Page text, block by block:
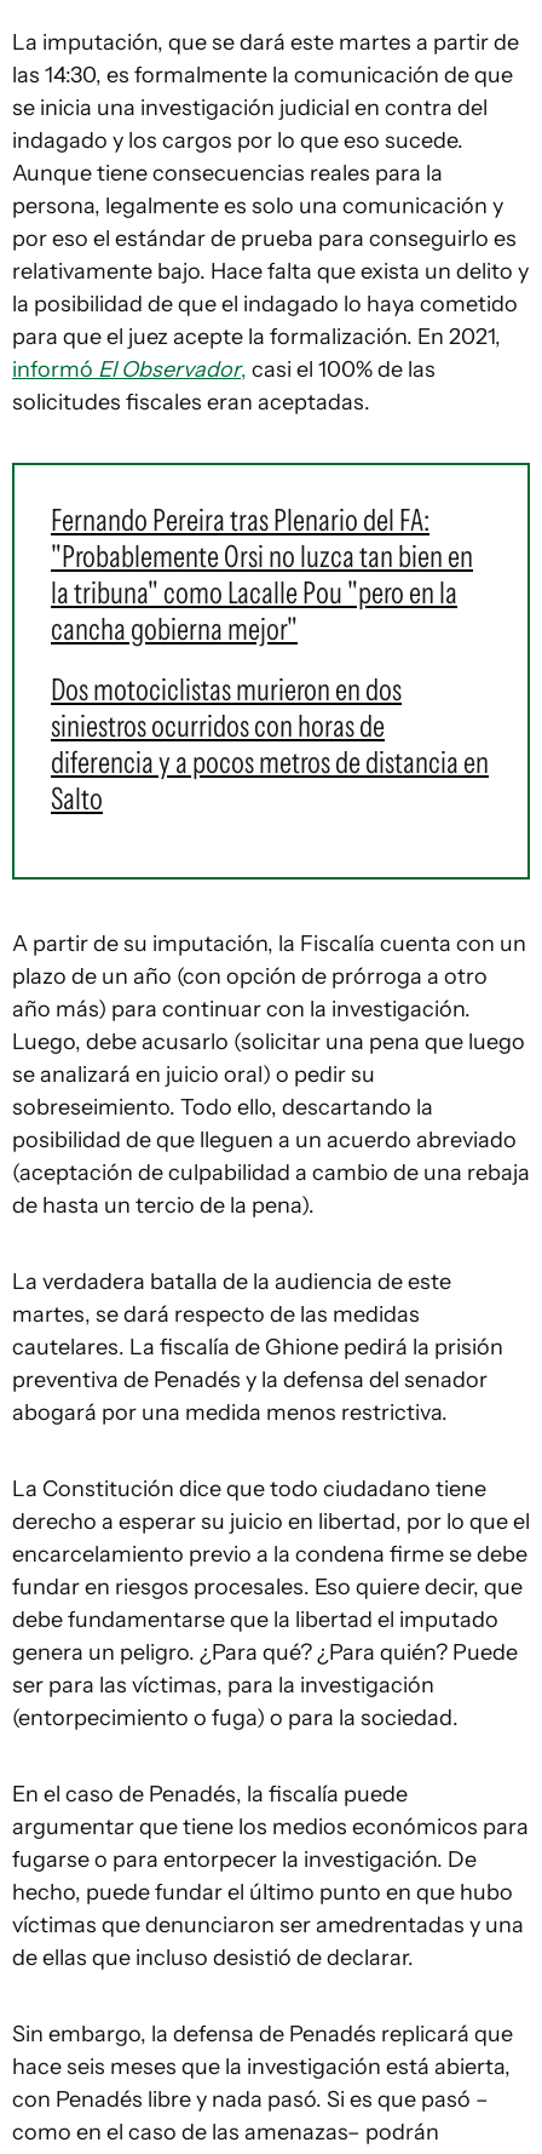
La imputación, que se dará este martes a partir de
las 14:30, es formalmente la comunicación de que
se inicia una investigación judicial en contra del
indagado y los cargos por lo que eso sucede.
Aunque tiene consecuencias reales para la
persona, legalmente es solo una comunicación y
por eso el estándar de prueba para conseguirlo es
relativamente bajo. Hace falta que exista un delito y
la posibilidad de que el indagado lo haya cometido
para que el juez acepte la formalización. En 2021,
informó El Observador, casi el 100% de las
solicitudes fiscales eran aceptadas.
Fernando Pereira tras Plenario del FA:
"Probablemente Orsi no luzca tan bien en
la tribuna" como Lacalle Pou "pero en la
cancha gobierna mejor"
Dos motociclistas murieron en dos
siniestros ocurridos con horas de
diferencia y a pocos metros de distancia en
Salto
A partir de su imputación, la Fiscalía cuenta con un
plazo de un año (con opción de prórroga a otro
año más) para continuar con la investigación.
Luego, debe acusarlo (solicitar una pena que luego
se analizará en juicio oral) o pedir su
sobreseimiento. Todo ello, descartando la
posibilidad de que lleguen a un acuerdo abreviado
(aceptación de culpabilidad a cambio de una rebaja
de hasta un tercio de la pena).
La verdadera batalla de la audiencia de este
martes, se dará respecto de las medidas
cautelares. La fiscalía de Ghione pedirá la prisión
preventiva de Penadés y la defensa del senador
abogará por una medida menos restrictiva.
La Constitución dice que todo ciudadano tiene
derecho a esperar su juicio en libertad, por lo que el
encarcelamiento previo a la condena firme se debe
fundar en riesgos procesales. Eso quiere decir, que
debe fundamentarse que la libertad el imputado
genera un peligro. ¿Para qué? ¿Para quién? Puede
ser para las víctimas, para la investigación
(entorpecimiento o fuga) o para la sociedad.
En el caso de Penadés, la fiscalía puede
argumentar que tiene los medios económicos para
fugarse o para entorpecer la investigación. De
hecho, puede fundar el último punto en que hubo
víctimas que denunciaron ser amedrentadas y una
de ellas que incluso desistió de declarar.
Sin embargo, la defensa de Penadés replicará que
hace seis meses que la investigación está abierta,
con Penadés libre y nada pasó. Si es que pasó –
como en el caso de las amenazas– podrán